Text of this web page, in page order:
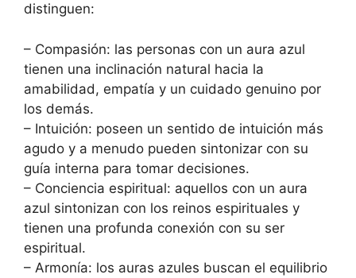
distinguen:
– Compasión: las personas con un aura azul
tienen una inclinación natural hacia la
amabilidad, empatía y un cuidado genuino por
los demás.
– Intuición: poseen un sentido de intuición más
agudo y a menudo pueden sintonizar con su
guía interna para tomar decisiones.
– Conciencia espiritual: aquellos con un aura
azul sintonizan con los reinos espirituales y
tienen una profunda conexión con su ser
espiritual.
– Armonía: los auras azules buscan el equilibrio